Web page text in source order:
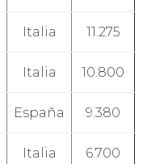
Italia 11.275
Italia 10.800
España 9.380
Italia 6.700